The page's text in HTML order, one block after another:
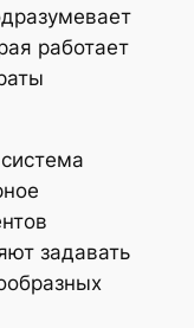
работает
задавать